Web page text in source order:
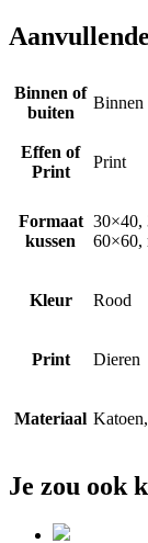
Binnen of
buiten
Binnen
Effen of
Print
Print
Formaat
kussen
30×40,
60×60,
Kleur Rood
Print Dieren
Materiaal
Je zou ook